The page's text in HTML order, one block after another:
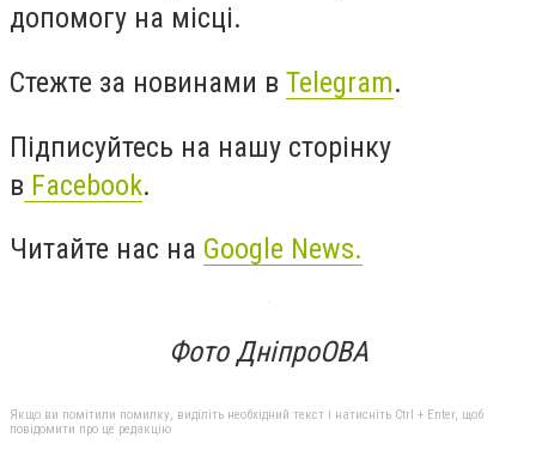
допомогу на місці.
Стежте за новинами в Telegram.
Підписуйтесь на нашу сторінку
в Facebook.
Читайте нас на Google News.
Фото ДніпроОВА
Якщо ви помітили помилку, виділіть необхідний текст і натисніть Ctrl + Enter, щоб
повідомити про це редакцію